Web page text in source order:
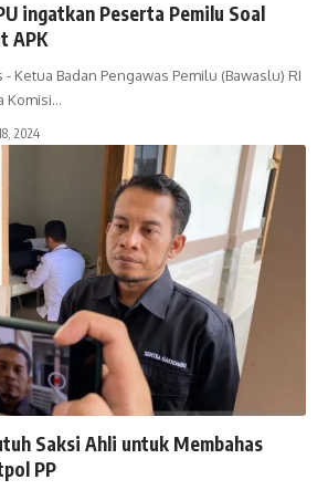
ingatkan Peserta Pemilu Soal
APK
- Ketua Badan Pengawas Pemilu (Bawaslu) RI
Komisi…
2024
Saksi Ahli untuk Membahas
PP